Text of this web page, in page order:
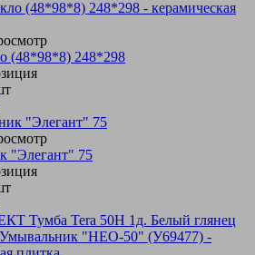
(48*98*8) 248*298
"Элегант" 75